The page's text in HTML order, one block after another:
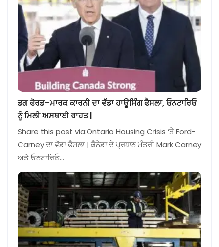
ਡਗ ਫੋਰਡ–ਮਾਰਕ ਕਾਰਨੀ ਦਾ ਵੱਡਾ ਹਾਊਸਿੰਗ ਫੈਸਲਾ, ਓਨਟਾਰਿਓ
ਨੂੰ ਮਿਲੀ ਅਸਥਾਈ ਰਾਹਤ |
Share this post via:Ontario Housing Crisis ‘ਤੇ Ford-
Carney ਦਾ ਵੱਡਾ ਫੈਸਲਾ | ਕੈਨੇਡਾ ਦੇ ਪ੍ਰਧਾਨ ਮੰਤਰੀ Mark Carney
ਅਤੇ ਓਨਟਾਰਿਓ…